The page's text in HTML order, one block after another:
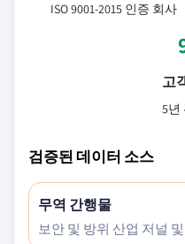
ISO 9001-2015 인증 회사
고
5년
검증된 데이터 소스
무역 간행물
보안 및 방위 산업 저널